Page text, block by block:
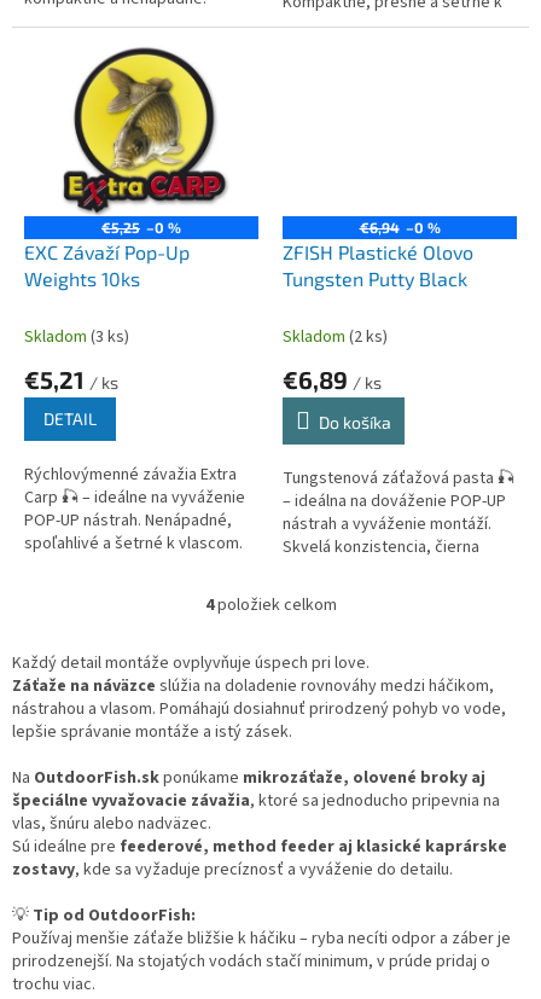
Praktický dávkovač, jednoduchá
vlascom. Balenie obsahuje 9 ks.
€5,25 –0 %
EXC Závaží Pop-Up
Weights 10ks
Skladom (3 ks)
€5,21 / ks
DETAIL
Rýchlovýmenné závažia Extra
Carp 🎣 – ideálne na vyváženie
POP-UP nástrah. Nenápadné,
spoľahlivé a šetrné k vlascom.
€6,94 –0 %
ZFISH Plastické Olovo
Tungsten Putty Black
Skladom (2 ks)
€6,89 / ks
Do košíka
Tungstenová záťažová pasta 🎣
– ideálna na dováženie POP-UP
nástrah a vyváženie montáží.
Skvelá konzistencia, čierna
O
l
á
d
a
i
e
r
v
v
ý
4položiek celkom
Každý detail montáže ovplyvňuje úspech pri love.
Záťaže na náväzce slúžia na doladenie rovnováhy medzi háčikom,
nástrahou a vlasom. Pomáhajú dosiahnuť prirodzený pohyb vo vode,
lepšie správanie montáže a istý zásek.
Na OutdoorFish.skponúkame mikrozáťaže, olovené broky aj
špeciálne vyvažovacie závažia, ktoré sa jednoducho pripevnia na
vlas, šnúru alebo nadväzec.
Sú ideálne pre feederové, method feeder aj klasické kaprárske
zostavy, kde sa vyžaduje precíznosť a vyváženie do detailu.
💡 Tip od OutdoorFish:
Používaj menšie záťaže bližšie k háčiku – ryba necíti odpor a záber je
prirodzenejší. Na stojatých vodách stačí minimum, v prúde pridaj o
trochu viac.